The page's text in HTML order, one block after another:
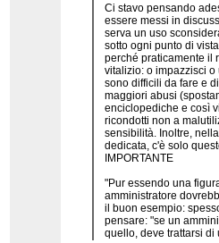
Ci stavo pensando
essere messi in
serva un uso
sotto ogni punto di
perché praticamente il
vitalizio: o impazzisci
sono difficili da fare e
maggiori abusi
enciclopediche e così
ricondotti non a
sensibilità. Inoltre,
dedicata, c'è solo
IMPORTANTE
"Pur essendo una
amministratore
il buon esempio:
pensare: "se un
quello, deve trattarsi di